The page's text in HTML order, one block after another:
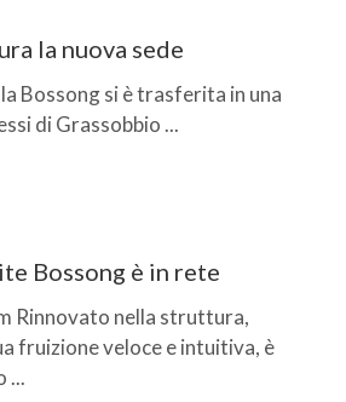
la nuova sede
Bossong si è trasferita in una
di Grassobbio ...
Bossong è in rete
Rinnovato nella struttura,
fruizione veloce e intuitiva, è
...